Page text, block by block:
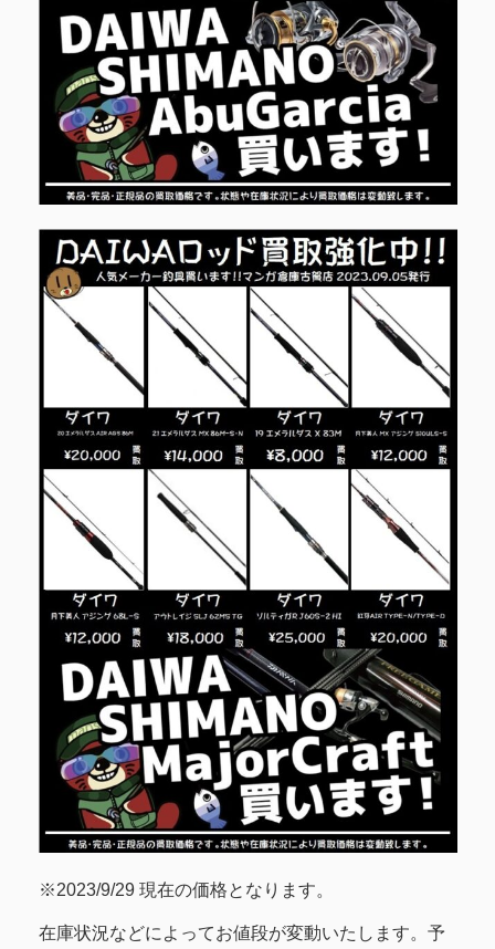
※2023/9/29 現在の価格となります。
在庫状況などによってお値段が変動いたします。予